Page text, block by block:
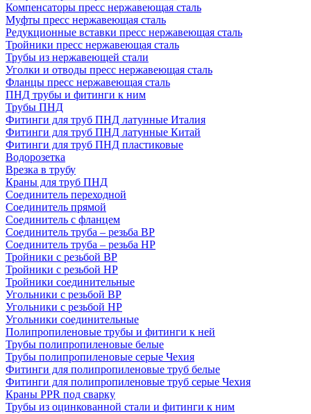
Компенсаторы пресс нержавеющая сталь
Муфты пресс нержавеющая сталь
Редукционные вставки пресс нержавеющая сталь
Тройники пресс нержавеющая сталь
Трубы из нержавеющей стали
Уголки и отводы пресс нержавеющая сталь
Фланцы пресс нержавеющая сталь
ПНД трубы и фитинги к ним
Трубы ПНД
Фитинги для труб ПНД латунные Италия
Фитинги для труб ПНД латунные Китай
Фитинги для труб ПНД пластиковые
Водорозетка
Врезка в трубу
Краны для труб ПНД
Соединитель переходной
Соединитель прямой
Соединитель с фланцем
Соединитель труба – резьба ВР
Соединитель труба – резьба НР
Тройники с резьбой ВР
Тройники с резьбой НР
Тройники соединительные
Угольники с резьбой ВР
Угольники с резьбой НР
Угольники соединительные
Полипропиленовые трубы и фитинги к ней
Трубы полипропиленовые белые
Трубы полипропиленовые серые Чехия
Фитинги для полипропиленовые труб белые
Фитинги для полипропиленовые труб серые Чехия
Краны PPR под сварку
Трубы из оцинкованной стали и фитинги к ним